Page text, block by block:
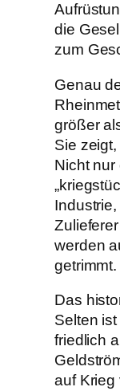
die
zum
Genau
größer
Sie
Nicht
werden
getrimmt.
Das
Selten
friedlich
auf Krieg